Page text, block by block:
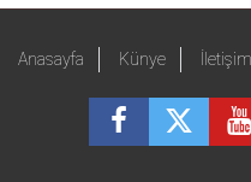
Anasayfa Künye İletişim